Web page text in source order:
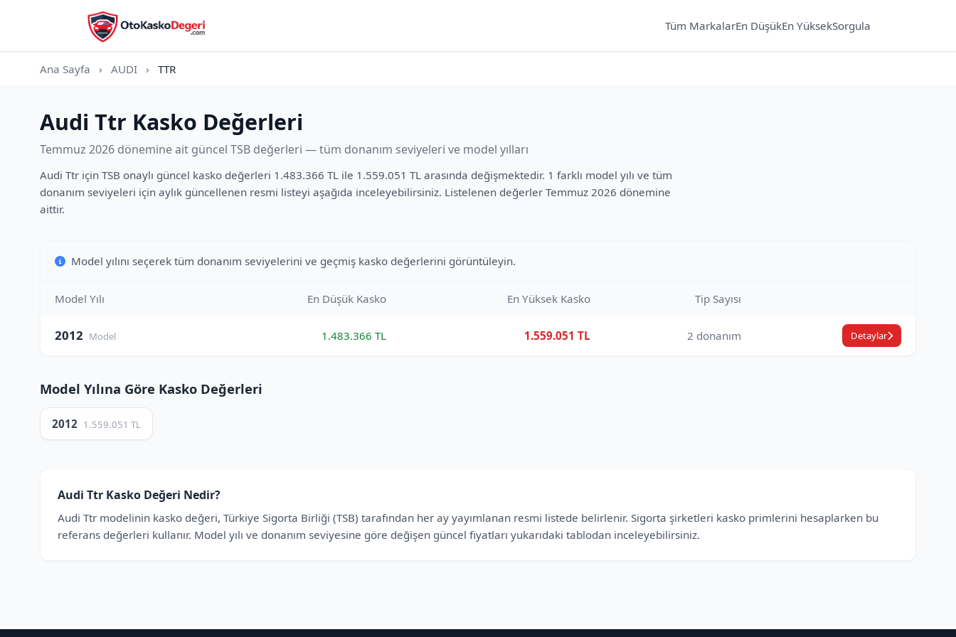
Tüm MarkalarEn DüşükEn YüksekSorgula
Ana Sayfa › AUDI › TTR
Audi Ttr Kasko Değerleri
Temmuz 2026 dönemine ait güncel TSB değerleri — tüm donanım seviyeleri ve model yılları
Audi Ttr için TSB onaylı güncel kasko değerleri 1.483.366 TL ile 1.559.051 TL arasında değişmektedir. 1 farklı model yılı ve tüm
donanım seviyeleri için aylık güncellenen resmi listeyi aşağıda inceleyebilirsiniz. Listelenen değerler Temmuz 2026 dönemine
aittir.
Model yılını seçerek tüm donanım seviyelerini ve geçmiş kasko değerlerini görüntüleyin.
Model Yılı En Düşük Kasko En Yüksek Kasko Tip Sayısı
2012 Model 1.483.366 TL 1.559.051 TL 2 donanım Detaylar
Model Yılına Göre Kasko Değerleri
2012 1.559.051 TL
Audi Ttr Kasko Değeri Nedir?
Audi Ttr modelinin kasko değeri, Türkiye Sigorta Birliği (TSB) tarafından her ay yayımlanan resmi listede belirlenir. Sigorta şirketleri kasko primlerini hesaplarken bu
referans değerleri kullanır. Model yılı ve donanım seviyesine göre değişen güncel fiyatları yukarıdaki tablodan inceleyebilirsiniz.